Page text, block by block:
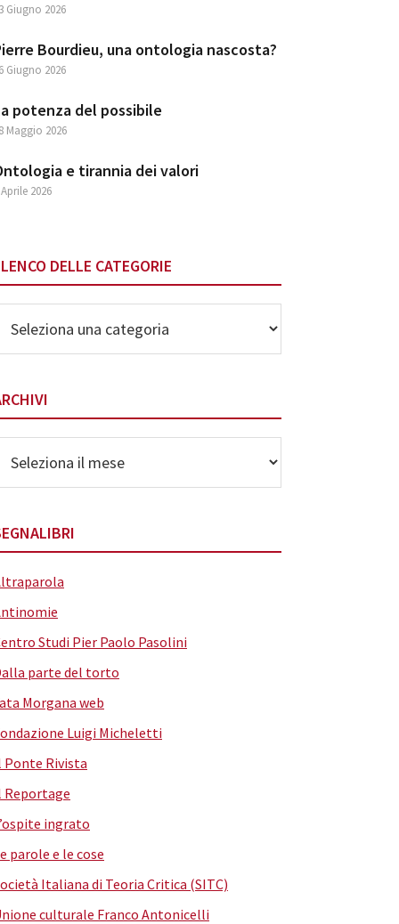
Giugno 2026
Bourdieu, una ontologia nascosta?
Giugno 2026
potenza del possibile
Maggio 2026
e tirannia dei valori
2026
DELLE CATEGORIE
delle
Studi Pier Paolo Pasolini
parte del torto
Morgana web
Luigi Micheletti
Ponte Rivista
Reportage
ingrato
parole e le cose
Italiana di Teoria Critica (SITC)
culturale Franco Antonicelli